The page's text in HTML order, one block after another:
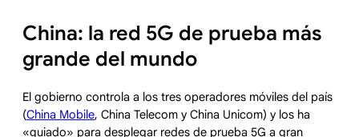
China: la red 5G de prueba más
grande del mundo
El gobierno controla a los tres operadores móviles del país
(China Mobile, China Telecom y China Unicom) y los ha
«guiado» para desplegar redes de prueba 5G a gran